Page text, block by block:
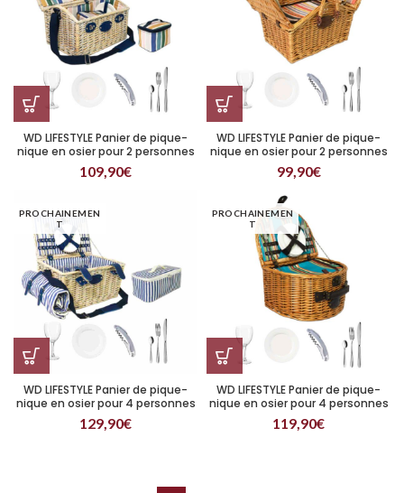
WD LIFESTYLE Panier de pique-
nique en osier pour 2 personnes
Blanc
109,90€
WD LIFESTYLE Panier de pique-
nique en osier pour 2 personnes
Miel
99,90€
PROCHAINEMEN
T
WD LIFESTYLE Panier de pique-
nique en osier pour 4 personnes
Blanc
129,90€
PROCHAINEMEN
T
WD LIFESTYLE Panier de pique-
nique en osier pour 4 personnes
Miel
119,90€